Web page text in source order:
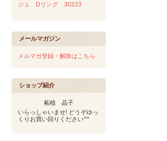
ジュ Dリング 30223
メールマガジン
メルマガ登録・解除はこちら
ショップ紹介
柘植 晶子
いらっしゃいませ! どうぞゆっ
くりお買い回りください^^